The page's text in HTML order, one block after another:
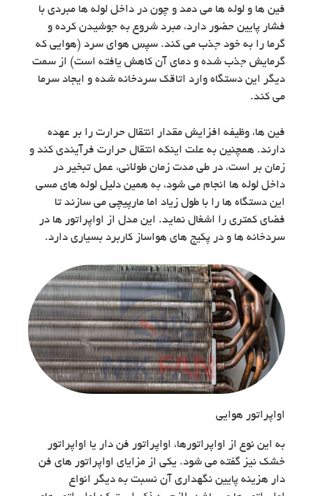
فین ها و لوله ها می دمد و چون در داخل لوله ها مبردی با
فشار پایین حضور دارد، مبرد شروع به جوشیدن کرده و
گرما را به خود جذب می کند. سپس هوای سرد (هوایی که
گرمایش جذب شده و دمای آن کاهش یافته است) از سمت
دیگر این دستگاه وارد اتاقک سردخانه شده و ایجاد سرما
می کند.
فین ها، وظیفه افزایش مقدار انتقال حرارت را بر عهده
دارند. همچنین به علت اینکه انتقال حرارت فرآیندی کند و
زمان بر است، در طی مدت زمان طولانی، عمل تبخیر در
داخل لوله ها انجام می شود، به همین دلیل لوله های مسی
این دستگاه ها را با طول زیاد اما مارپیچی می سازند تا
فضای کمتری را اشغال نماید. این مدل از اواپراتور ها در
سردخانه ها و در پکیج های هواساز کاربرد بسیاری دارد.
اواپراتور هوایی
به این نوع از اواپراتورها، اواپراتور فن دار یا اواپراتور
خشک نیز گفته می شود. یکی از مزایای اواپراتور های فن
دار هزینه پایین نگهداری آن نسبت به دیگر انواع